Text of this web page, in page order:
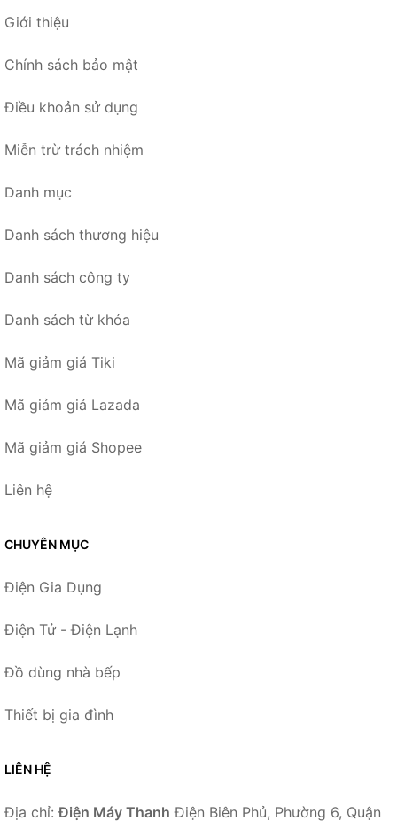
Giới thiệu
Chính sách bảo mật
Điều khoản sử dụng
Miễn trừ trách nhiệm
Danh mục
Danh sách thương hiệu
Danh sách công ty
Danh sách từ khóa
Mã giảm giá Tiki
Mã giảm giá Lazada
Mã giảm giá Shopee
Liên hệ
CHUYÊN MỤC
Điện Gia Dụng
Điện Tử - Điện Lạnh
Đồ dùng nhà bếp
Thiết bị gia đình
LIÊN HỆ
Địa chỉ:Điện Máy Thanh Điện Biên Phủ, Phường 6, Quận